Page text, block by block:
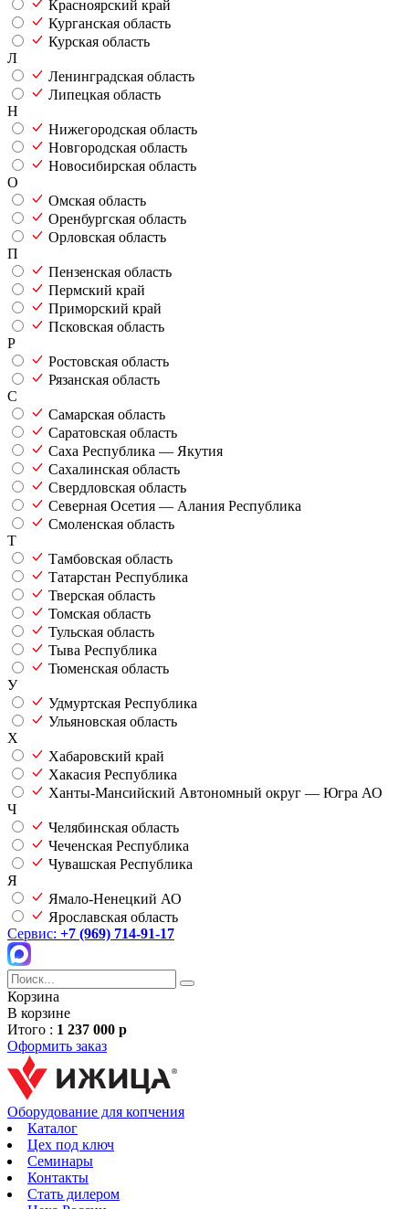
Красноярский край
Курганская область
Курская область
Л
Ленинградская область
Липецкая область
Н
Нижегородская область
Новгородская область
Новосибирская область
О
Омская область
Оренбургская область
Орловская область
П
Пензенская область
Пермский край
Приморский край
Псковская область
Р
Ростовская область
Рязанская область
С
Самарская область
Саратовская область
Саха Республика — Якутия
Сахалинская область
Свердловская область
Северная Осетия — Алания Республика
Смоленская область
Т
Тамбовская область
Татарстан Республика
Тверская область
Томская область
Тульская область
Тыва Республика
Тюменская область
У
Удмуртская Республика
Ульяновская область
Х
Хабаровский край
Хакасия Республика
Ханты-Мансийский Автономный округ — Югра АО
Ч
Челябинская область
Чеченская Республика
Чувашская Республика
Я
Ямало-Ненецкий АО
Ярославская область
Сервис: +7 (969) 714-91-17
Корзина
В корзине
Итого : 1 237 000 р
Оформить заказ
Оборудование для копчения
Каталог
Цех под ключ
Семинары
Контакты
Стать дилером